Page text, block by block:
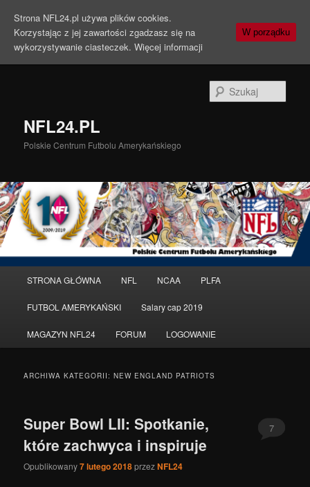
NFL24.PL
Polskie Centrum Futbolu Amerykańskiego
główne
Przeskocz
do
tekstu
Przeskocz
do
widgetów
STRONA GŁÓWNA NFL NCAA PLFA
FUTBOL AMERYKAŃSKI Salary cap 2019
MAGAZYN NFL24 FORUM LOGOWANIE
ARCHIWA KATEGORII:NEW ENGLAND PATRIOTS
Super Bowl LII: Spotkanie,
które zachwyca i inspiruje
Opublikowany7 lutego 2018przezNFL24
7
Strona NFL24.pl używa plików cookies.
Korzystając z jej zawartości zgadzasz się na
wykorzystywanie ciasteczek. Więcej informacji
W porządku